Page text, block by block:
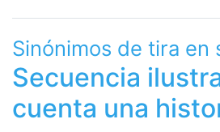
Sinónimos de tira en
Secuencia
cuenta una